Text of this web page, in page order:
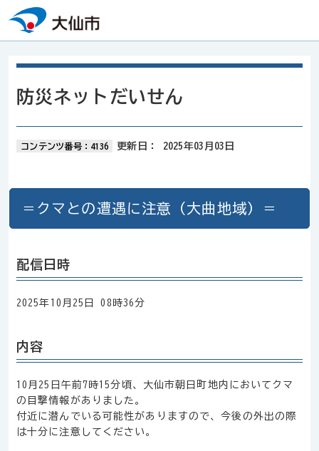
本文へスキップ
防災ネットだいせん
コンテンツ番号：4136 更新日： 2025年03月03日
＝クマとの遭遇に注意（大曲地域）＝
配信日時
2025年10月25日 08時36分
内容
10月25日午前7時15分頃、大仙市朝日町地内においてクマ
の目撃情報がありました。
付近に潜んでいる可能性がありますので、今後の外出の際
は十分に注意してください。